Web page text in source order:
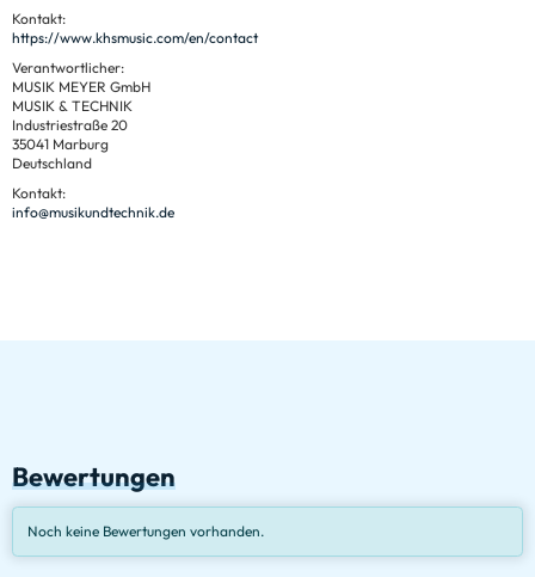
Kontakt:
https://www.khsmusic.com/en/contact
Verantwortlicher:
MUSIK MEYER GmbH
MUSIK & TECHNIK
Industriestraße 20
35041 Marburg
Deutschland
Kontakt:
info@musikundtechnik.de
Bewertungen
Noch keine Bewertungen vorhanden.